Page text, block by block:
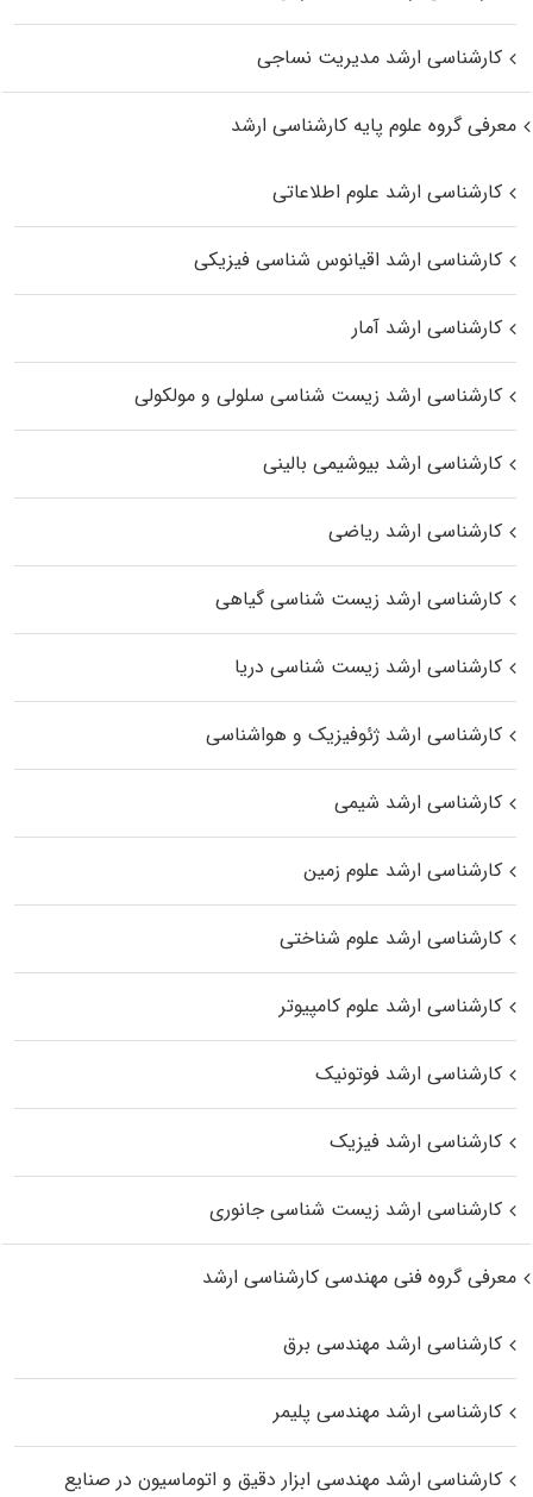
کارشناسی ارشد مدیریت نساجی
معرفی گروه علوم پایه کارشناسی ارشد
کارشناسی ارشد علوم اطلاعاتی
کارشناسی ارشد اقیانوس‌ شناسی فیزیکی
کارشناسی ارشد آمار
کارشناسی ارشد زیست شناسی سلولی و مولکولی
کارشناسی ارشد بیوشیمی بالینی
کارشناسی ارشد ریاضی
کارشناسی ارشد زیست‌ شناسی گیاهی
کارشناسی ارشد زیست‌ شناسی دریا
کارشناسی ارشد ژئوفیزیک و هواشناسی
کارشناسی ارشد شیمی
کارشناسی ارشد علوم زمین
کارشناسی ارشد علوم شناختی
کارشناسی ارشد علوم کامپیوتر
کارشناسی ارشد فوتونیک
کارشناسی ارشد فیزیک
کارشناسی ارشد زیست‌ شناسی جانوری
معرفی گروه فنی مهندسی کارشناسی ارشد
کارشناسی ارشد مهندسی برق
کارشناسی ارشد مهندسی پلیمر
کارشناسی ارشد مهندسی ابزار دقیق و اتوماسیون در صنایع